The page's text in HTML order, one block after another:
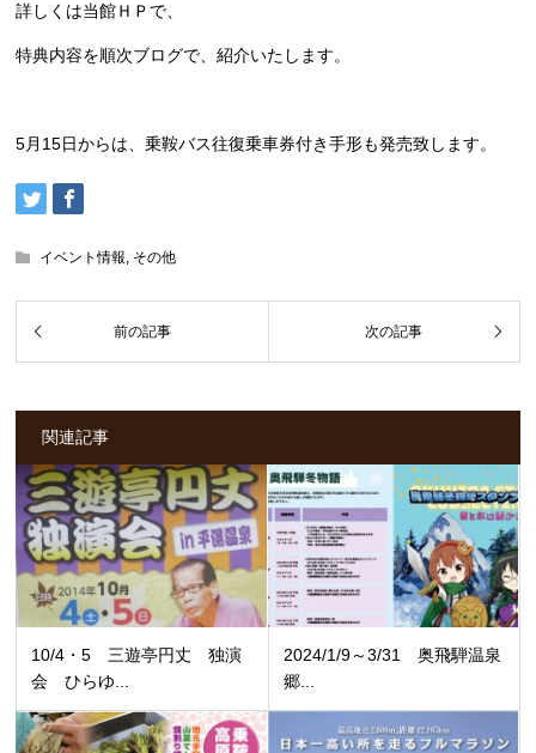
詳しくは当館ＨＰで、
特典内容を順次ブログで、紹介いたします。
5月15日からは、乗鞍バス往復乗車券付き手形も発売致します。
イベント情報, その他
関連記事
10/4・5 三遊亭円丈 独演
会 ひらゆ...
2024/1/9～3/31 奥飛騨温泉
郷...